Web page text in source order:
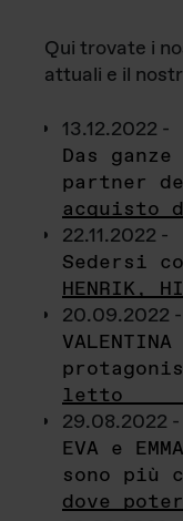
Qui trovate i
attuali e il
13.12.2022 -
Das
partner
acquisto
22.11.2022 -
Sedersi
HENRIK,
20.09.2022 -
letto
29.08.2022 -
EVA e
sono più
dove